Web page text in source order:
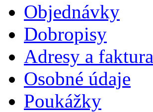
Objednávky
Dobropisy
Adresy a
Osobné údaje
Poukážky